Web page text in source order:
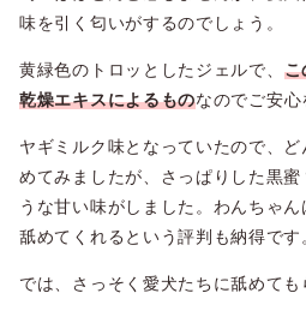
味を引く匂いがするのでしょう。
黄緑色のトロッとしたジェルで、 こ
乾燥エキスによるものなのでご安心
ヤギミルク味となっていたので、
めてみましたが、さっぱりした黒
うな甘い味がしました。わんちゃ
舐めてくれるという評判も納得です
では、さっそく愛犬たちに舐めても